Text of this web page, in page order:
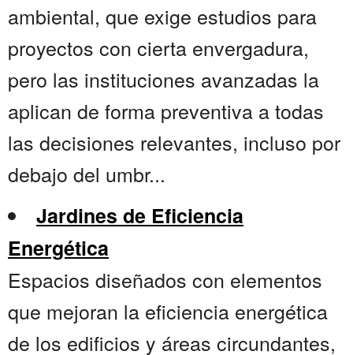
ambiental, que exige estudios para
proyectos con cierta envergadura,
pero las instituciones avanzadas la
aplican de forma preventiva a todas
las decisiones relevantes, incluso por
debajo del umbr...
Jardines de Eficiencia
Energética
Espacios diseñados con elementos
que mejoran la eficiencia energética
de los edificios y áreas circundantes,